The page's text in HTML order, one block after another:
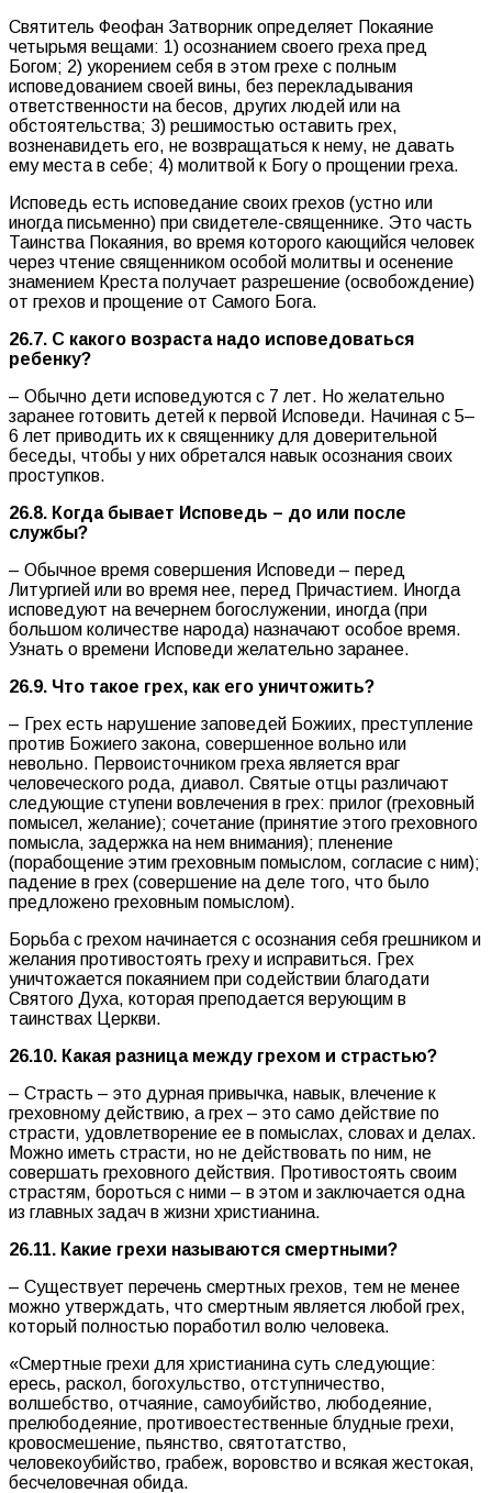
Святитель Феофан Затворник определяет Покаяние
четырьмя вещами: 1) осознанием своего греха пред
Богом; 2) укорением себя в этом грехе с полным
исповедованием своей вины, без перекладывания
ответственности на бесов, других людей или на
обстоятельства; 3) решимостью оставить грех,
возненавидеть его, не возвращаться к нему, не давать
ему места в себе; 4) молитвой к Богу о прощении греха.
Исповедь есть исповедание своих грехов (устно или
иногда письменно) при свидетеле-священнике. Это часть
Таинства Покаяния, во время которого кающийся человек
через чтение священником особой молитвы и осенение
знамением Креста получает разрешение (освобождение)
от грехов и прощение от Самого Бога.
26.7. C какого возраста надо исповедоваться
ребенку?
– Обычно дети исповедуются с 7 лет. Но желательно
заранее готовить детей к первой Исповеди. Начиная с 5–
6 лет приводить их к священнику для доверительной
беседы, чтобы у них обретался навык осознания своих
проступков.
26.8. Когда бывает Исповедь – до или после
службы?
– Обычное время совершения Исповеди – перед
Литургией или во время нее, перед Причастием. Иногда
исповедуют на вечернем богослужении, иногда (при
большом количестве народа) назначают особое время.
Узнать о времени Исповеди желательно заранее.
26.9. Что такое грех, как его уничтожить?
– Грех есть нарушение заповедей Божиих, преступление
против Божиего закона, совершенное вольно или
невольно. Первоисточником греха является враг
человеческого рода, диавол. Святые отцы различают
следующие ступени вовлечения в грех: прилог (греховный
помысел, желание); сочетание (принятие этого греховного
помысла, задержка на нем внимания); пленение
(порабощение этим греховным помыслом, согласие с ним);
падение в грех (совершение на деле того, что было
предложено греховным помыслом).
Борьба с грехом начинается с осознания себя грешником и
желания противостоять греху и исправиться. Грех
уничтожается покаянием при содействии благодати
Святого Духа, которая преподается верующим в
таинствах Церкви.
26.10. Какая разница между грехом и страстью?
– Страсть – это дурная привычка, навык, влечение к
греховному действию, а грех – это само действие по
страсти, удовлетворение ее в помыслах, словах и делах.
Можно иметь страсти, но не действовать по ним, не
совершать греховного действия. Противостоять своим
страстям, бороться с ними – в этом и заключается одна
из главных задач в жизни христианина.
26.11. Какие грехи называются смертными?
– Существует перечень смертных грехов, тем не менее
можно утверждать, что смертным является любой грех,
который полностью поработил волю человека.
«Смертные грехи для христианина суть следующие:
ересь, раскол, богохульство, отступничество,
волшебство, отчаяние, самоубийство, любодеяние,
прелюбодеяние, противоестественные блудные грехи,
кровосмешение, пьянство, святотатство,
человекоубийство, грабеж, воровство и всякая жестокая,
бесчеловечная обида.